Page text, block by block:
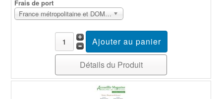
Frais de port
France métropolitaine et DOM Sans surcoût
Détails du Produit